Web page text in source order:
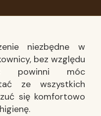
niezbędne w
bez względu
powinni móc
ze wszystkich
się komfortowo